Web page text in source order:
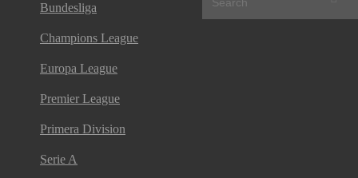
Bundesliga
Champions League
Europa League
Premier League
Primera Division
Serie A